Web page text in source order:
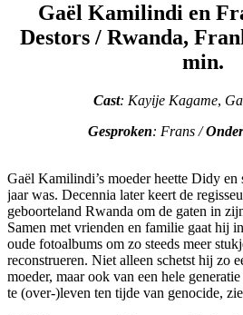
Gaël Kamilindi en
Destors/ Rwanda,
min.
Cast: Kayije Kagame,
Gesproken: Frans /
Gaël Kamilindi’s moeder heette Didy
jaar was. Decennia later keert de
geboorteland Rwanda om de gaten in
Samen met vrienden en familie gaat hij
oude fotoalbums om zo steeds meer
reconstrueren. Niet alleen schetst hij zo
moeder, maar ook van een hele
te (over-)leven ten tijde van genocide,